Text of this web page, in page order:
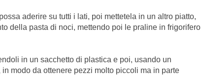
aderire su tutti i lati, poi mettetela in un altro piatto,
della pasta di noci, mettendo poi le praline in frigorifero
in un sacchetto di plastica e poi, usando un
modo da ottenere pezzi molto piccoli ma in parte